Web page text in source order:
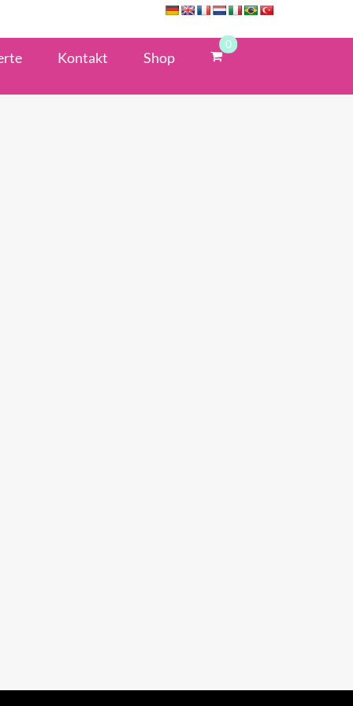
Kontakt Shop
0